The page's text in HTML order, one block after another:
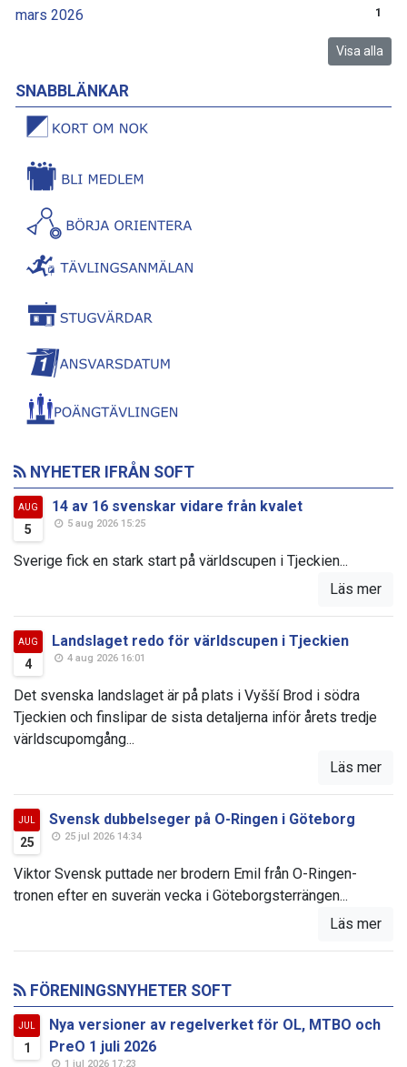
mars 2026 1
Visa alla
SNABBLÄNKAR
NYHETER IFRÅN SOFT
AUG
5
14 av 16 svenskar vidare från kvalet
5 aug 2026 15:25
Sverige fick en stark start på världscupen i Tjeckien...
Läs mer
AUG
4
Landslaget redo för världscupen i Tjeckien
4 aug 2026 16:01
Det svenska landslaget är på plats i Vyšší Brod i södra
Tjeckien och finslipar de sista detaljerna inför årets tredje
världscupomgång...
Läs mer
JUL
25
Svensk dubbelseger på O-Ringen i Göteborg
25 jul 2026 14:34
Viktor Svensk puttade ner brodern Emil från O-Ringen-
tronen efter en suverän vecka i Göteborgsterrängen...
Läs mer
FÖRENINGSNYHETER SOFT
JUL
1
Nya versioner av regelverket för OL, MTBO och
PreO 1 juli 2026
1 jul 2026 17:23